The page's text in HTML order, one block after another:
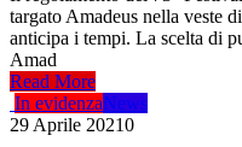
targato Amadeus nella veste
anticipa i tempi. La scelta di
Amad
Read More
In evidenzaNews
29 Aprile 20210